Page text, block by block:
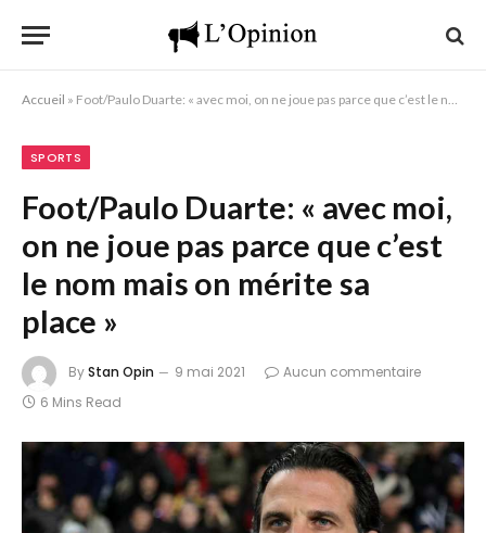
Accueil » Foot/Paulo Duarte: « avec moi, on ne joue pas parce que c’est le nom mais on mérite sa place »
SPORTS
Foot/Paulo Duarte: « avec moi,
on ne joue pas parce que c’est
le nom mais on mérite sa
place »
ByStan Opin 9 mai 2021
Aucun commentaire
6 Mins Read